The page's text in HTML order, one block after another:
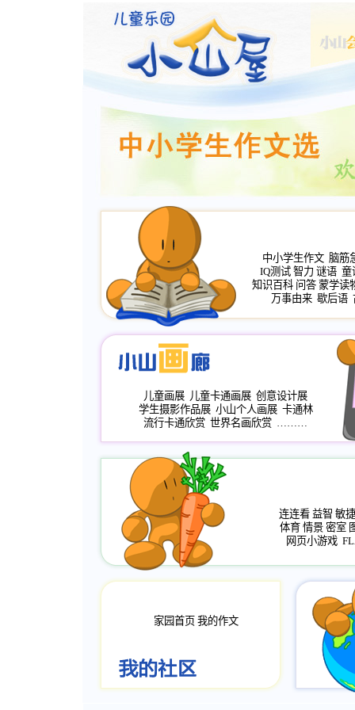
中小学生作文 脑筋
IQ测试 智力 谜语 童
知识百科 问答 蒙学读
万事由来 歇后语
儿童画展 儿童卡通画展 创意设计展
学生摄影作品展 小山个人画展 卡通林
流行卡通欣赏 世界名画欣赏 ………
连连看 益智 敏捷
体育 情景 密室
网页小游戏
家园首页 我的作文